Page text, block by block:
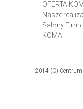
OFERTA
Nasze
Salony
KOMA
2014 (C) Centrum